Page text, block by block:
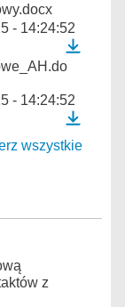
- 14:24:52
- 14:24:52
wszystkie
z